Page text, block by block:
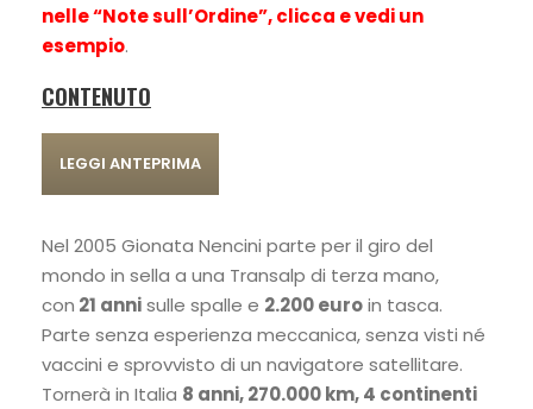
nelle “Note sull’Ordine”, clicca e vedi un
esempio.
CONTENUTO
LEGGI ANTEPRIMA
Nel 2005 Gionata Nencini parte per il giro del
mondo in sella a una Transalp di terza mano,
con 21 annisulle spalle e 2.200 euroin tasca.
Parte senza esperienza meccanica, senza visti né
vaccini e sprovvisto di un navigatore satellitare.
Tornerà in Italia 8 anni, 270.000 km, 4 continenti